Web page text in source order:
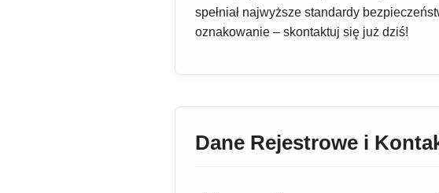
spełniał najwyższe standardy
oznakowanie – skontaktuj się już dziś!
Dane Rejestrowe i